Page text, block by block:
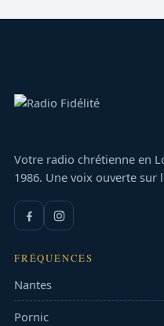
Votre radio chrétienne en
1986. Une voix ouverte sur
FRÉQUENCES
Nantes
Pornic